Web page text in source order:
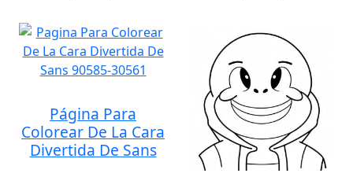
Página Para
Colorear De La Cara
Divertida De Sans